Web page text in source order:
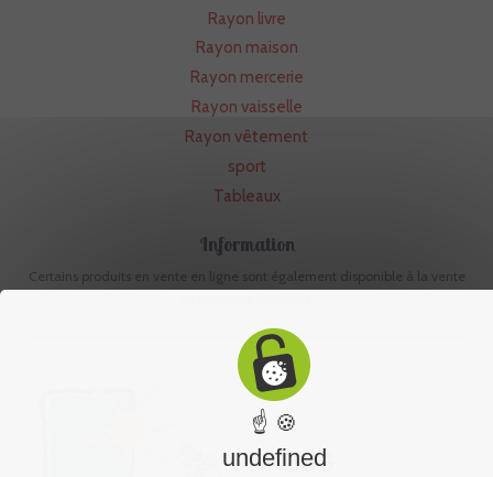
Rayon livre
Rayon maison
Rayon mercerie
Rayon vaisselle
Rayon vêtement
sport
Tableaux
Information
Certains produits en vente en ligne sont également disponible à la vente
☝ 🍪
undefined